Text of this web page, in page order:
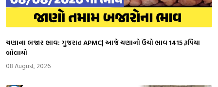
ચણાના બજાર ભાવ: ગુજરાત APMC| આજે ચણાનો ઉંચો ભાવ 1415 રૂપિયા
બોલાયો
08 August, 2026